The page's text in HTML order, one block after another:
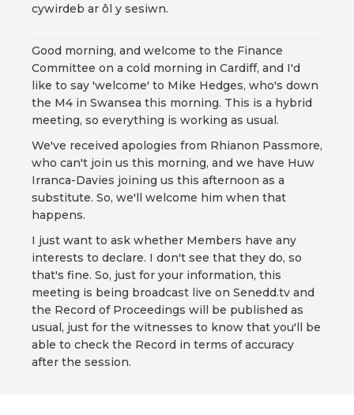
cywirdeb ar ôl y sesiwn.
Good morning, and welcome to the Finance
Committee on a cold morning in Cardiff, and I'd
like to say 'welcome' to Mike Hedges, who's down
the M4 in Swansea this morning. This is a hybrid
meeting, so everything is working as usual.
We've received apologies from Rhianon Passmore,
who can't join us this morning, and we have Huw
Irranca-Davies joining us this afternoon as a
substitute. So, we'll welcome him when that
happens.
I just want to ask whether Members have any
interests to declare. I don't see that they do, so
that's fine. So, just for your information, this
meeting is being broadcast live on Senedd.tv and
the Record of Proceedings will be published as
usual, just for the witnesses to know that you'll be
able to check the Record in terms of accuracy
after the session.